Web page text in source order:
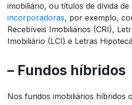
imobiliário, ou títulos de dívida
incorporadoras, por exemplo,
Recebíveis Imobiliários (CRI),
Imobiliário (LCI) e Letras
– Fundos híbridos
Nos fundos imobiliários híbridos